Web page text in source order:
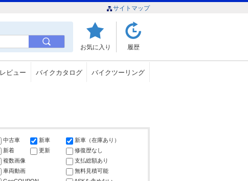
サイトマップ
お気に入り 履歴
ビュー バイクカタログ バイクツーリング
中古車 新車
新車（在庫あり）
新着
更新
修復歴なし
複数画像
支払総額あり
車両動画
無料見積可能